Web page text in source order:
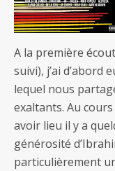
A la première
suivi), j’ai d’abord
lequel nous
exaltants. Au cours
avoir lieu il y a
générosité
particulièrement